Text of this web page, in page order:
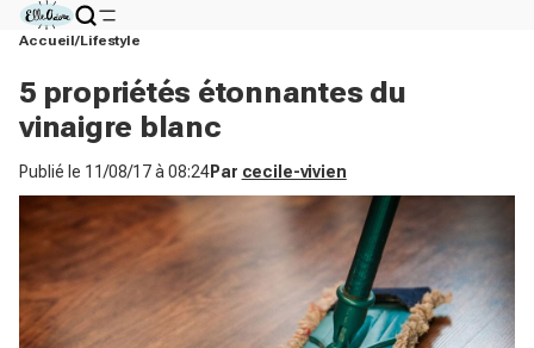
Accueil Lifestyle
5 propriétés étonnantes du
vinaigre blanc
Publié le 11/08/17 à 08:24Par cecile-vivien